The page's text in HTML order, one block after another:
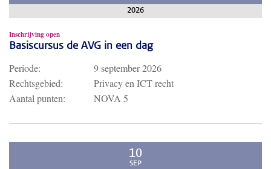
2026
Inschrijving open
Basiscursus de AVG in een dag
Periode:
9 september 2026
Rechtsgebied:
Privacy en ICT recht
Aantal punten:
NOVA 5
10
SEP